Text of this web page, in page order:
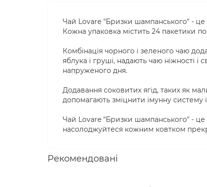
Чай Lovare "Бризки шампанського" - це
Кожна упаковка містить 24 пакетики
Комбінація чорного і зеленого чаю
яблука і груші, надають чаю ніжності
напруженого дня.
Додавання соковитих ягід, таких як
допомагають зміцнити імунну систему
Чай Lovare "Бризки шампанського" - це
насолоджуйтеся кожним ковтком
Рекомендовані